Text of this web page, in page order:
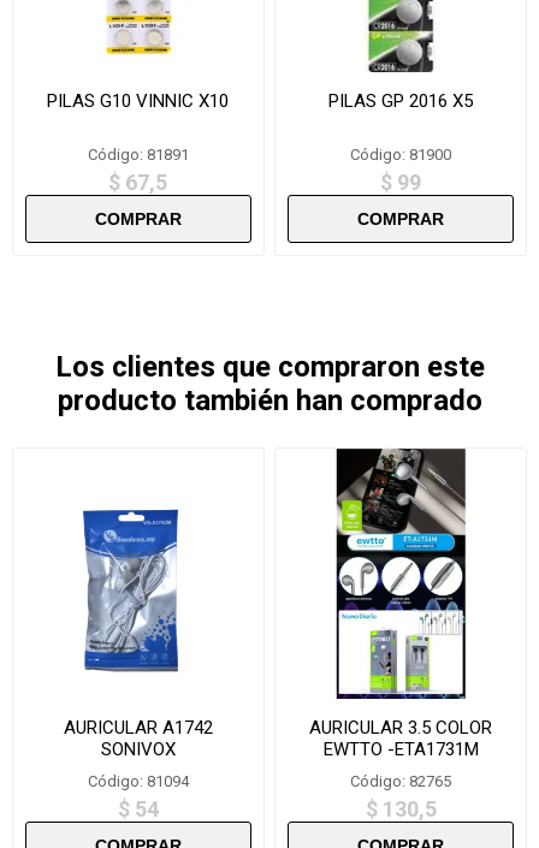
PILAS G10 VINNIC X10
Código: 81891
$ 67,5
PILAS GP 2016 X5
Código: 81900
$ 99
Los clientes que compraron este
producto también han comprado
AURICULAR A1742
SONIVOX
Código: 81094
$ 54
AURICULAR 3.5 COLOR
EWTTO -ETA1731M
Código: 82765
$ 130,5